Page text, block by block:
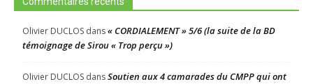
Olivier DUCLOS dans« CORDIALEMENT » 5/6 (la suite de la BD
témoignage de Sirou « Trop perçu »)
Olivier DUCLOS dansSoutien aux 4 camarades du CMPP qui ont